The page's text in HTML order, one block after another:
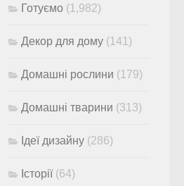
Готуємо (1,982)
Декор для дому (141)
Домашні рослини (179)
Домашні тварини (313)
Ідеї дизайну (286)
Історії(64)